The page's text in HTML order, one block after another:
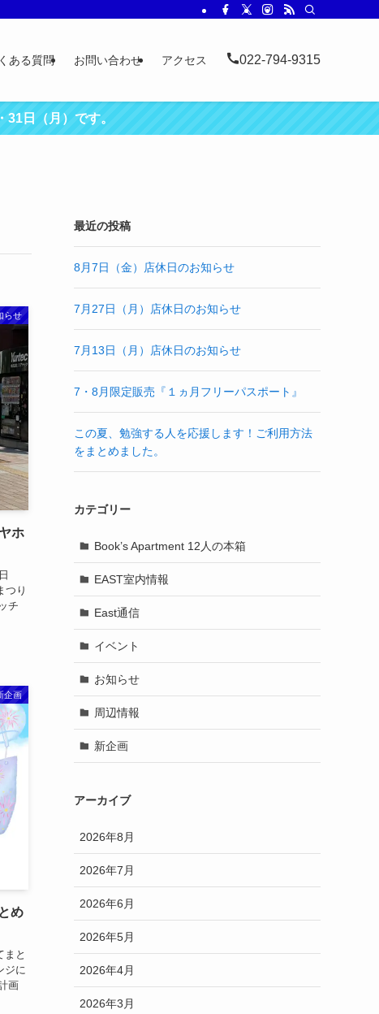
ある質問 お問い合わせ アクセス 022-794-9315
日（月）です。
らせ
ホ
つり
チ
企画
め
まと
ジに
画
最近の投稿
8月7日（金）店休日のお知らせ
7月27日（月）店休日のお知らせ
7月13日（月）店休日のお知らせ
7・8月限定販売『１ヵ月フリーパスポート』
この夏、勉強する人を応援します！ご利用方法
をまとめました。
カテゴリー
Book’s Apartment 12人の本箱
EAST室内情報
East通信
イベント
お知らせ
周辺情報
新企画
アーカイブ
2026年8月
2026年7月
2026年6月
2026年5月
2026年4月
2026年3月